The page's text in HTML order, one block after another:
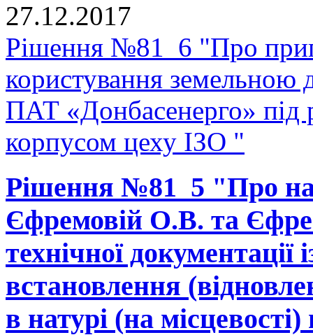
27.12.2017
Рішення №81_6 "Про
користування
ПАТ «Донбасенерго»
корпусом цеху ІЗО "
Рішення №81_5 "Про
Єфремовій О.В. та
технічної
встановлення
в натурі (на